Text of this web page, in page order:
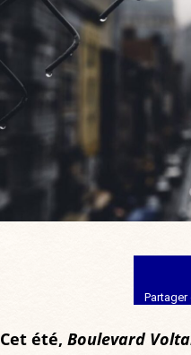
Cet été, Boulevard